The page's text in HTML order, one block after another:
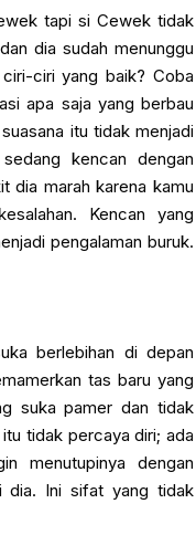
tapi si Cewek tidak
dia sudah menunggu
ciri yang baik? Coba
apa saja yang berbau
itu tidak menjadi
kencan dengan
dia marah karena kamu
Kencan yang
pengalaman buruk.
berlebihan di depan
tas baru yang
suka pamer dan tidak
tidak percaya diri; ada
menutupinya dengan
dia. Ini sifat yang tidak